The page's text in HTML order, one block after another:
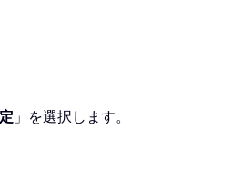
」を選択します。